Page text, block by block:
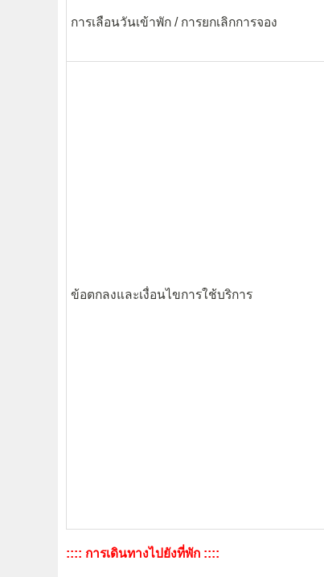
การเลือนวันเข้าพัก / การยกเลิกการจอง
ข้อตกลงและเงื่อนไขการใช้บริการ
:::: การเดินทางไปยังที่พัก ::::